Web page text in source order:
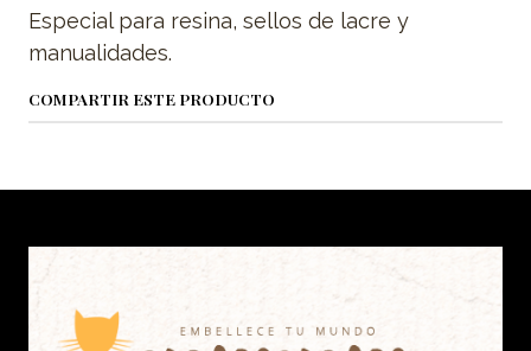
Especial para resina, sellos de lacre y
manualidades.
COMPARTIR ESTE PRODUCTO